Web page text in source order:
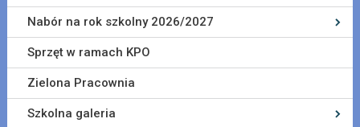
Nabór na rok szkolny 2026/2027
Sprzęt w ramach KPO
Zielona Pracownia
Szkolna galeria